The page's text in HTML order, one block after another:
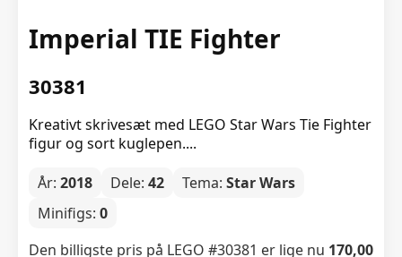
Imperial TIE Fighter
30381
Kreativt skrivesæt med LEGO Star Wars Tie Fighter
figur og sort kuglepen....
År: 2018 Dele: 42 Tema: Star Wars
Minifigs: 0
Den billigste pris på LEGO #30381 er lige nu 170,00